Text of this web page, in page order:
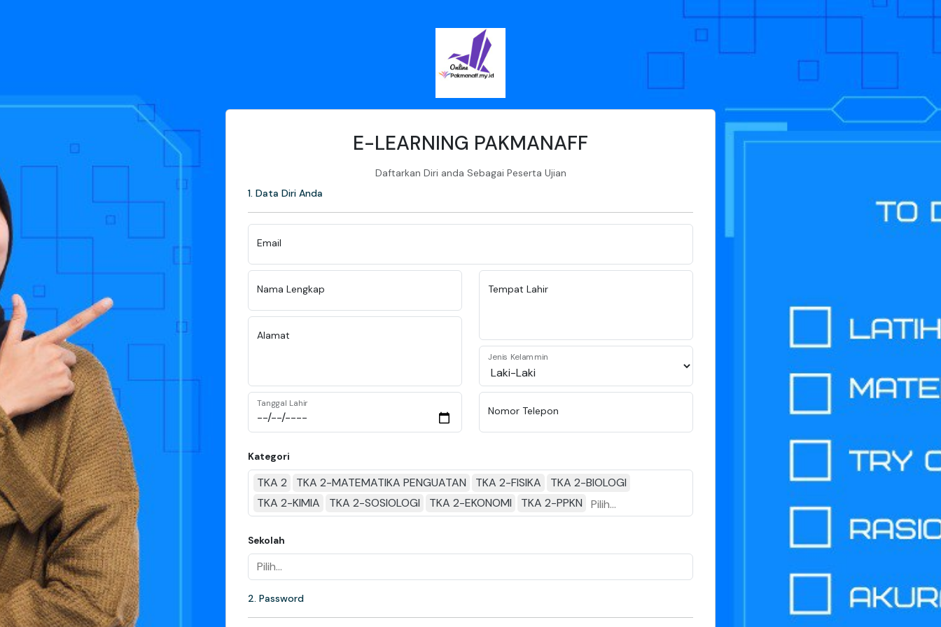
E-LEARNING PAKMANAFF
Daftarkan Diri anda Sebagai Peserta Ujian
1. Data Diri Anda
Email
Nama Lengkap
Alamat
Tanggal Lahir
Tempat Lahir
Jenis Kelammin
Nomor Telepon
Kategori
TKA 2 TKA 2-MATEMATIKA PENGUATAN TKA 2-FISIKA
TKA 2-BIOLOGI
TKA 2-KIMIA
TKA 2-SOSIOLOGI TKA 2-EKONOMI TKA 2-PPKN
Sekolah
2. Password